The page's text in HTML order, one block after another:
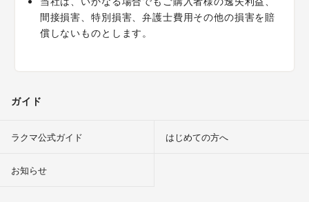
間接損害、特別損害、弁護士費用その他の損害を賠
償しないものとします。
ガイド
ラクマ公式ガイド はじめての方へ
お知らせ